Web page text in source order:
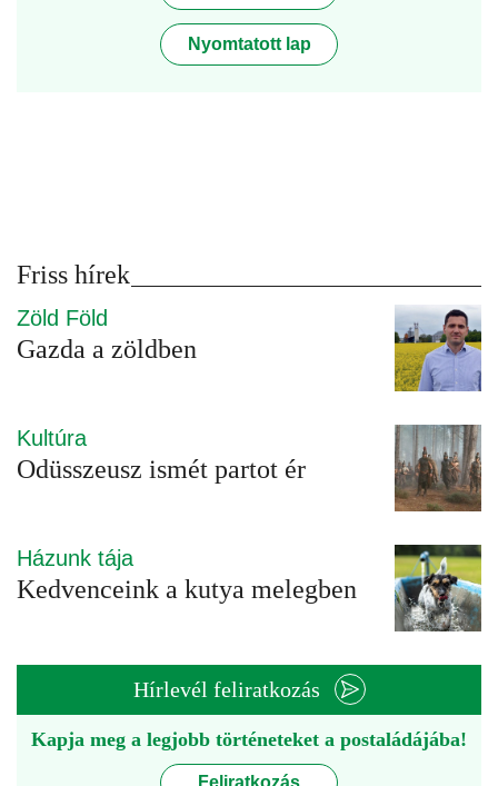
Nyomtatott lap
Friss hírek
Zöld Föld
Gazda a zöldben
Kultúra
Odüsszeusz ismét partot ér
Házunk tája
Kedvenceink a kutya melegben
Hírlevél feliratkozás
Kapja meg a legjobb történeteket a postaládájába!